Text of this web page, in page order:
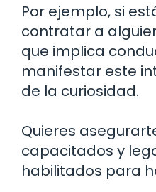
Por ejemplo, si
contratar a
que implica
manifestar este
de la curiosidad.
Quieres
capacitados y
habilitados para